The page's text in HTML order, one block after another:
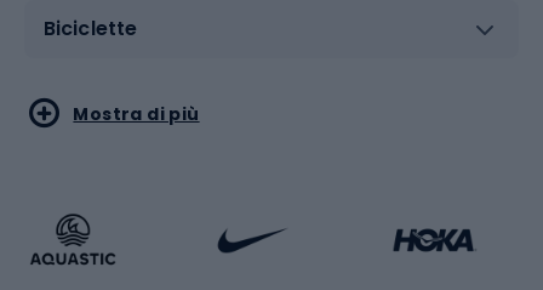
Biciclette
Sport acquatici
Bikepacking
Sport di arti marziali
Sport con le racchette
Mostra di più